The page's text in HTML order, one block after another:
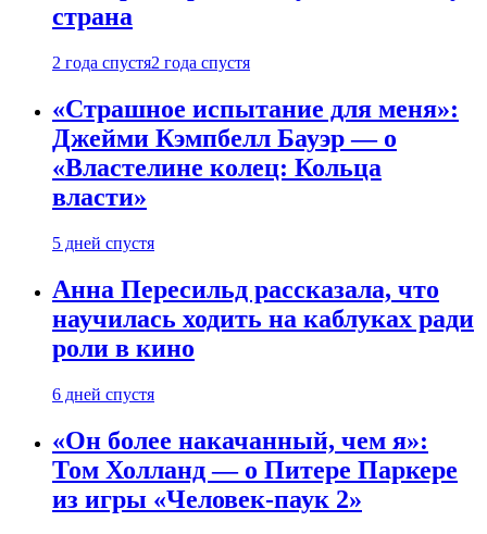
страна
2 года спустя2 года спустя
«Страшное испытание для меня»:
Джейми Кэмпбелл Бауэр — о
«Властелине колец: Кольца
власти»
5 дней спустя
Анна Пересильд рассказала, что
научилась ходить на каблуках ради
роли в кино
6 дней спустя
«Он более накачанный, чем я»:
Том Холланд — о Питере Паркере
из игры «Человек-паук 2»